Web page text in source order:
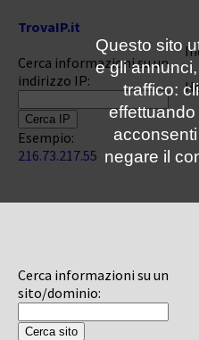
TrovaIP.it
Cerca informazioni su un
indirizzo IP:
Esempio:
216.73.217.55
Cerca informazioni su un
sito/dominio:
Questo sito
e gli
traffico:
negare il